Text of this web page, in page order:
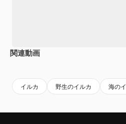
関連動画
イルカ 野生のイルカ 海の